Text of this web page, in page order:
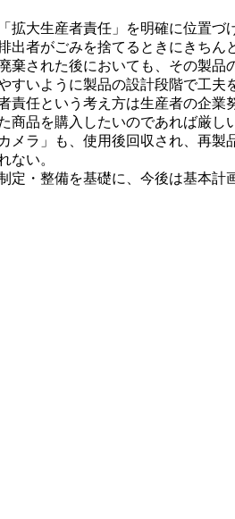
大生産者責任」を明確に位置
出者がごみを捨てるときにきち
棄された後においても、その製
いように製品の設計段階で工
責任という考え方は生産者の企
商品を購入したいのであれば厳し
ラ」も、使用後回収され、再
ない。
・整備を基礎に、今後は基本計